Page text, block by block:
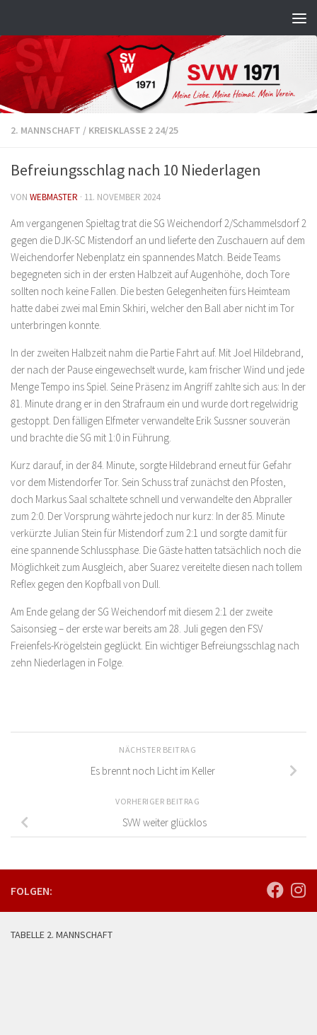
2. MANNSCHAFT / KREISKLASSE 2 24/25
Befreiungsschlag nach 10 Niederlagen
VON WEBMASTER · 11. NOVEMBER 2024
Am vergangenen Spieltag trat die SG Weichendorf 2/Schammelsdorf 2
gegen die DJK-SC Mistendorf an und lieferte den Zuschauern auf dem
Weichendorfer Nebenplatz ein spannendes Match. Beide Teams
begegneten sich in der ersten Halbzeit auf Augenhöhe, doch Tore
sollten noch keine Fallen. Die besten Gelegenheiten fürs Heimteam
hatte dabei zwei mal Emin Skhiri, welcher den Ball aber nicht im Tor
unterbringen konnte.
In der zweiten Halbzeit nahm die Partie Fahrt auf. Mit Joel Hildebrand,
der nach der Pause eingewechselt wurde, kam frischer Wind und jede
Menge Tempo ins Spiel. Seine Präsenz im Angriff zahlte sich aus: In der
81. Minute drang er in den Strafraum ein und wurde dort regelwidrig
gestoppt. Den fälligen Elfmeter verwandelte Erik Sussner souverän
und brachte die SG mit 1:0 in Führung.
Kurz darauf, in der 84. Minute, sorgte Hildebrand erneut für Gefahr
vor dem Mistendorfer Tor. Sein Schuss traf zunächst den Pfosten,
doch Markus Saal schaltete schnell und verwandelte den Abpraller
zum 2:0. Der Vorsprung währte jedoch nur kurz: In der 85. Minute
verkürzte Julian Stein für Mistendorf zum 2:1 und sorgte damit für
eine spannende Schlussphase. Die Gäste hatten tatsächlich noch die
Möglichkeit zum Ausgleich, aber Suarez vereitelte diesen nach tollem
Reflex gegen den Kopfball von Dull.
Am Ende gelang der SG Weichendorf mit diesem 2:1 der zweite
Saisonsieg – der erste war bereits am 28. Juli gegen den FSV
Freienfels-Krögelstein geglückt. Ein wichtiger Befreiungsschlag nach
zehn Niederlagen in Folge.
NÄCHSTER BEITRAG
Es brennt noch Licht im Keller
VORHERIGER BEITRAG
SVW weiter glücklos
FOLGEN:
TABELLE 2. MANNSCHAFT